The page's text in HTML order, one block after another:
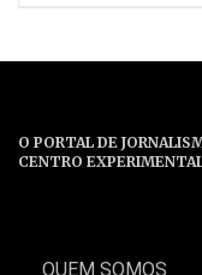
O PORTAL DE
CENTRO
QUEM SOMOS